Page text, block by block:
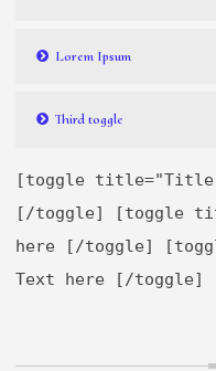
Lorem Ipsum
Third toggle
[toggle title="Title
[/toggle] [toggle
here [/toggle]
Text here [/